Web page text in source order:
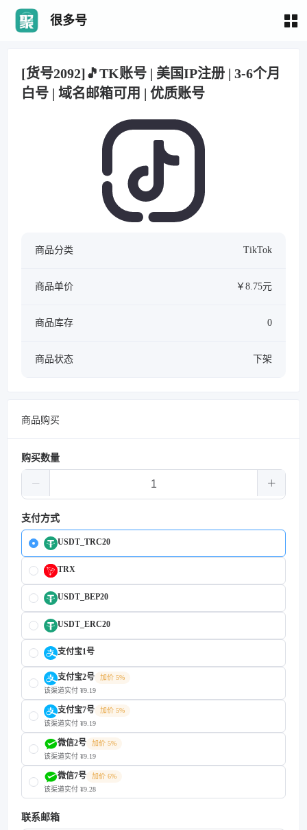
很多号
[货号2092]🎵TK账号 | 美国IP注册 | 3-6个月
白号 | 域名邮箱可用 | 优质账号
商品分类 TikTok
商品单价 ￥8.75元
商品库存 0
商品状态 下架
商品购买
购买数量
支付方式
USDT_TRC20
TRX
USDT_BEP20
USDT_ERC20
支付宝1号
支付宝2号
加价 5%
该渠道实付 ¥9.19
支付宝7号
加价 5%
该渠道实付 ¥9.19
微信2号
加价 5%
该渠道实付 ¥9.19
微信7号
加价 6%
该渠道实付 ¥9.28
联系邮箱